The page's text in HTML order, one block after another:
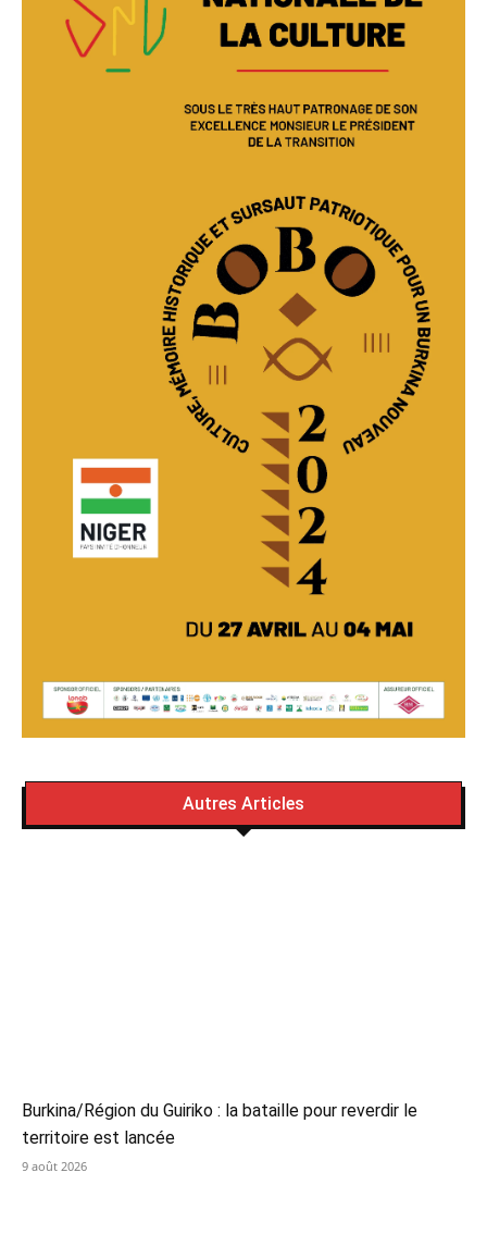
Autres Articles
Burkina/Région du Guiriko : la bataille pour reverdir le
territoire est lancée
9 août 2026